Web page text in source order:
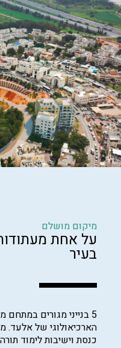
מיקום מושלם
על אחת
בעיר
5 בנייני מגורים במתחם
הארכיאולוגי של אלעד.
כנסת וישיבות לימוד